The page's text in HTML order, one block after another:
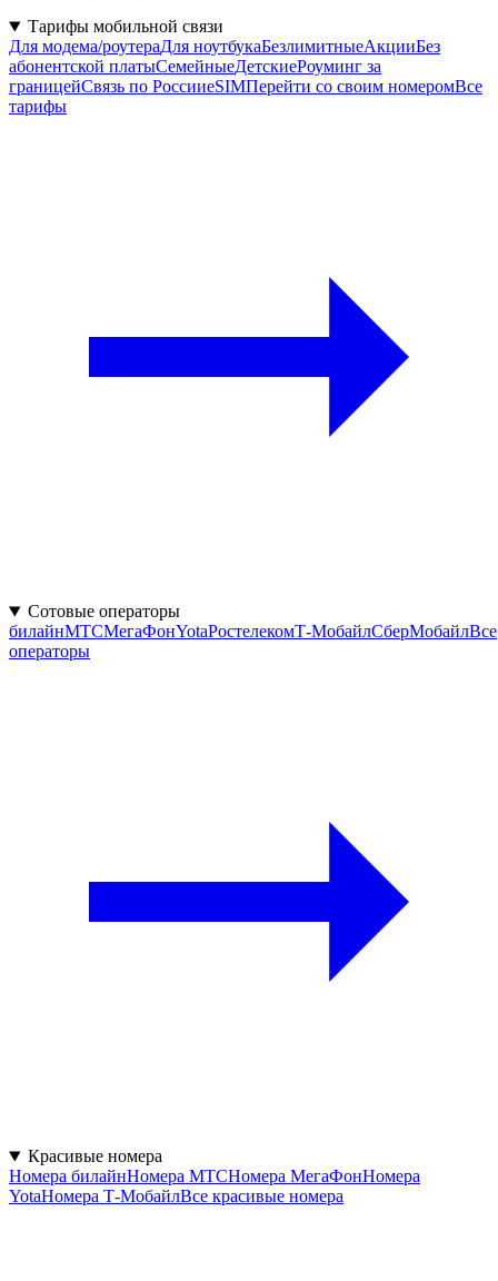
Тарифы мобильной связи
Для модема/роутераДля ноутбукаБезлимитныеАкцииБез
абонентской платыСемейныеДетскиеРоуминг за
границейСвязь по РоссииeSIMПерейти со своим номеромВсе
тарифы
Сотовые операторы
билайнМТСМегаФонYotaРостелекомТ‑МобайлСберМобайлВсе
операторы
Красивые номера
Номера билайнНомера МТСНомера МегаФонНомера
YotaНомера Т‑МобайлВсе красивые номера